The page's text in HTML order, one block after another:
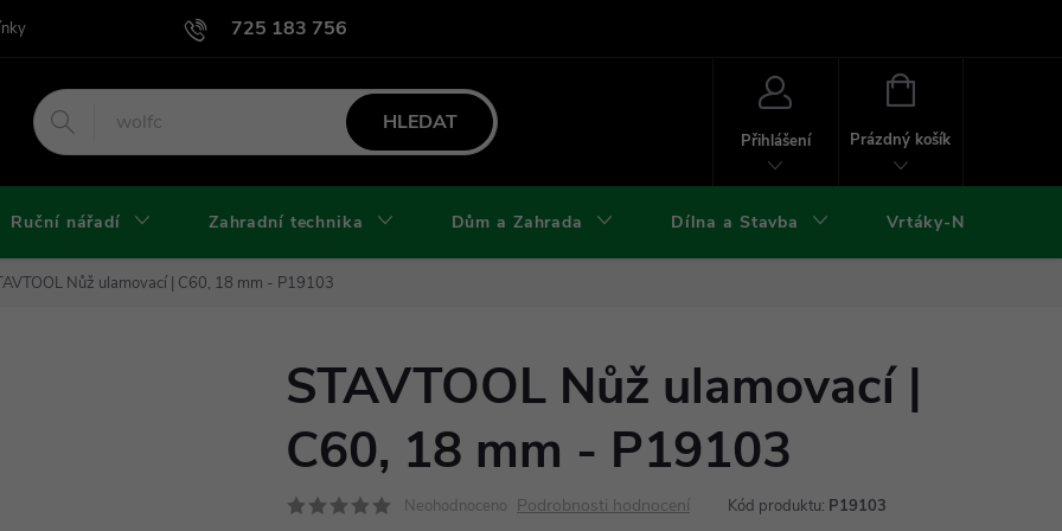
725 183 756
Podmínky užití webu Podmínky ochrany osobních údajů a cookies
HLEDAT
Přihlášení
NÁKUPNÍ
Prázdný košík
Ruční nářadí Zahradní technika Dům a Zahrada Dílna a Stavba Vrtáky-Nástroje
Nůž ulamovací | C60, 18 mm - P19103
STAVTOOL Nůž ulamovací |
C60, 18 mm - P19103
Neohodnoceno Podrobnosti hodnocení Kód produktu: P19103